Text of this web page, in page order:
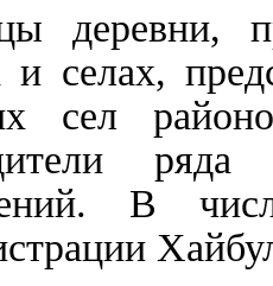
деревни,
и селах,
сел
В